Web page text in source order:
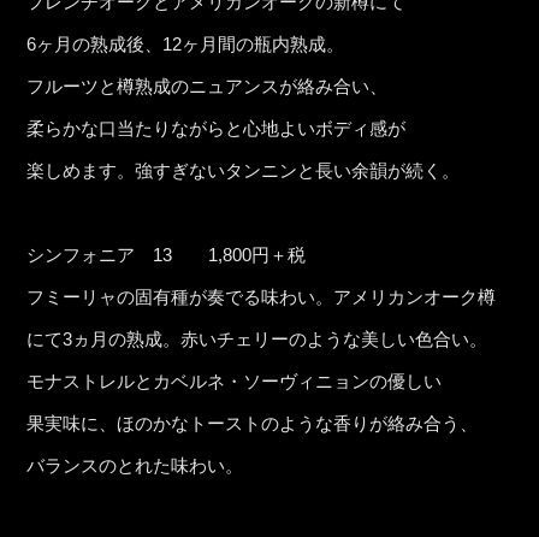
6ヶ月の熟成後、12ヶ月間の瓶内熟成。
フルーツと樽熟成のニュアンスが絡み合い、
柔らかな口当たりながらと心地よいボディ感が
楽しめます。強すぎないタンニンと長い余韻が続く。
シンフォニア 13 1,800円＋税
フミーリャの固有種が奏でる味わい。アメリカンオーク樽
にて3ヵ月の熟成。赤いチェリーのような美しい色合い。
モナストレルとカベルネ・ソーヴィニョンの優しい
果実味に、ほのかなトーストのような香りが絡み合う、
バランスのとれた味わい。